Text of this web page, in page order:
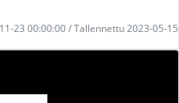
23 00:00:00 / Tallennettu 2023-05-15